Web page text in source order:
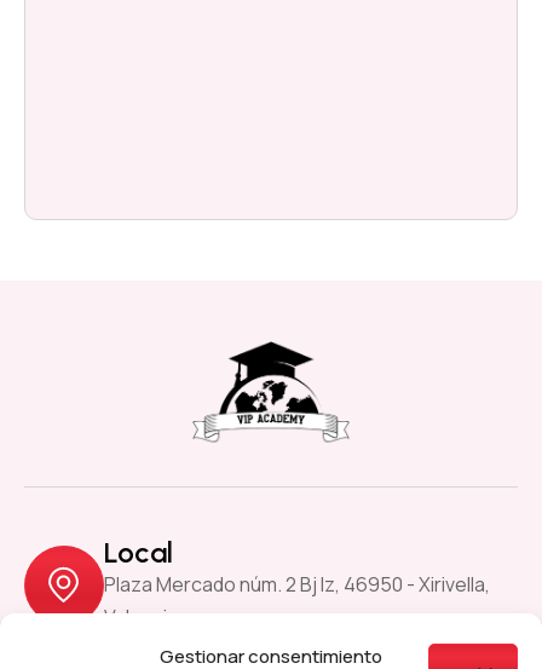
Gestionar consentimiento
Local
Plaza Mercado núm. 2 Bj Iz, 46950 - Xirivella,
Valencia